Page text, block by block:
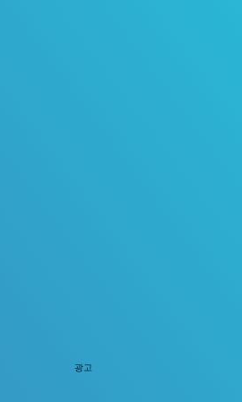
광고